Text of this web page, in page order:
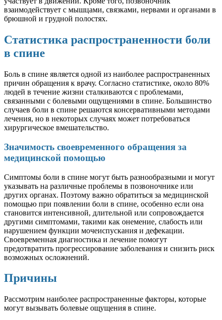
взаимодействует с мышцами, связками, нервами и органами в
брюшной и грудной полостях.
Статистика распространенности боли
в спине
Боль в спине является одной из наиболее распространенных
причин обращения к врачу. Согласно статистике, около 80%
людей в течение жизни сталкиваются с проблемами,
связанными с болевыми ощущениями в спине. Большинство
случаев боли в спине решаются консервативными методами
лечения, но в некоторых случаях может потребоваться
хирургическое вмешательство.
Значимость своевременного обращения за
медицинской помощью
Симптомы боли в спине могут быть разнообразными и могут
указывать на различные проблемы в позвоночнике или
других органах. Поэтому важно обратиться за медицинской
помощью при появлении боли в спине, особенно если она
становится интенсивной, длительной или сопровождается
другими симптомами, такими как онемение, слабость или
нарушением функции мочеиспускания и дефекации.
Своевременная диагностика и лечение помогут
предотвратить прогрессирование заболевания и снизить риск
возможных осложнений.
Причины
Рассмотрим наиболее распространенные факторы, которые
могут вызывать болевые ощущения в спине.